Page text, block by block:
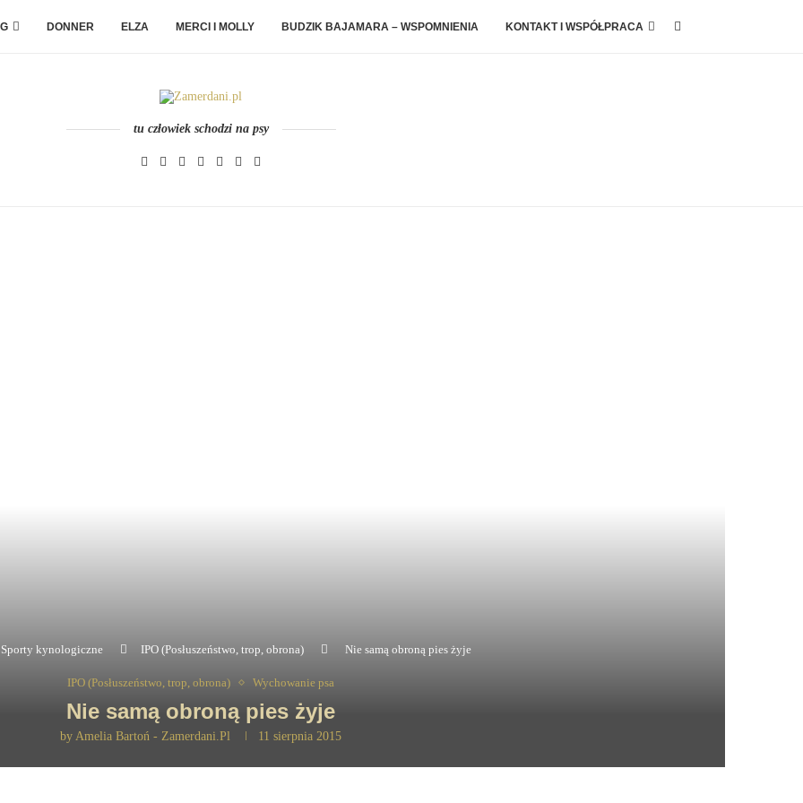
DONNER ELZA MERCI I MOLLY BUDZIK BAJAMARA – WSPOMNIENIA KONTAKT I WSPÓŁPRACA
tu człowiek schodzi na psy
Sporty kynologiczne IPO (Posłuszeństwo, trop, obrona) Nie samą obroną pies żyje
IPO (Posłuszeństwo, trop, obrona) Wychowanie psa
Nie samą obroną pies żyje
by Amelia Bartoń - Zamerdani.pl 11 sierpnia 2015